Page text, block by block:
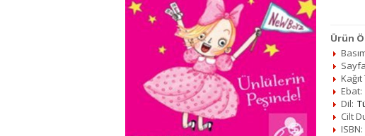
Ürün
Ebat:
Dil:
Cilt
ISBN: